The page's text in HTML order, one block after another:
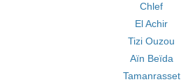
Chlef
El Achir
Tizi Ouzou
Aïn Beïda
Tamanrasset